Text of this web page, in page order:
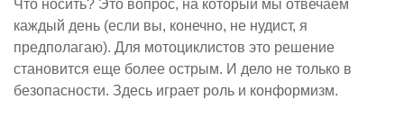
Что носить? Это вопрос, на который мы отвечаем
каждый день (если вы, конечно, не нудист, я
предполагаю). Для мотоциклистов это решение
становится еще более острым. И дело не только в
безопасности. Здесь играет роль и конформизм.